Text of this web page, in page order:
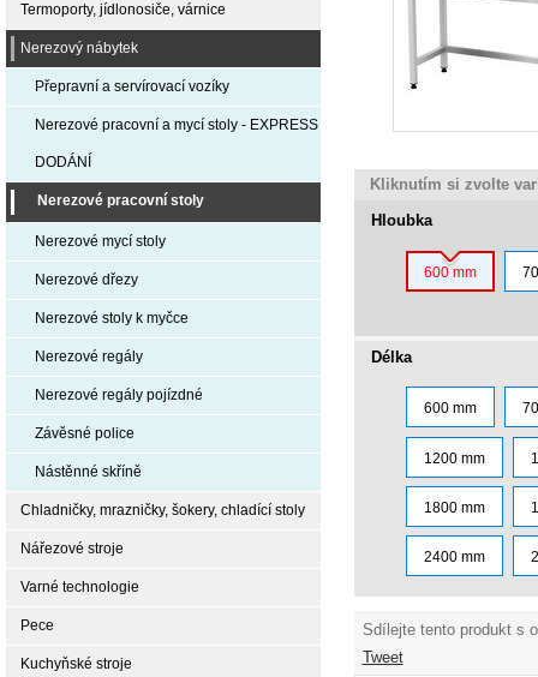
Kliknutím si zvolte
Hloubka
600 mm
Délka
600 mm
1200 mm
1800 mm
2400 mm
Sdílejte tento produkt s
Tweet
Termoporty, jídlonosiče, várnice
Nerezový nábytek
Přepravní a servírovací vozíky
Nerezové pracovní a mycí stoly - EXPRESS
DODÁNÍ
Nerezové pracovní stoly
Nerezové mycí stoly
Nerezové dřezy
Nerezové stoly k myčce
Nerezové regály
Nerezové regály pojízdné
Závěsné police
Nástěnné skříně
Chladničky, mrazničky, šokery, chladící stoly
Nářezové stroje
Varné technologie
Pece
Kuchyňské stroje